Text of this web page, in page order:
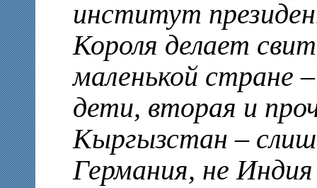
институт
Короля делает
маленькой стране
дети, вторая и
Кыргызстан –
Германия, не